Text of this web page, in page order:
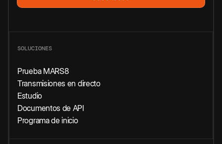
SOLUCIONES
Prueba MARS8
Transmisiones en directo
Estudio
Documentos de API
Programa de inicio